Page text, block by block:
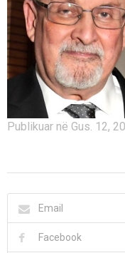
Publikuar në Gus. 12,
Email
Facebook